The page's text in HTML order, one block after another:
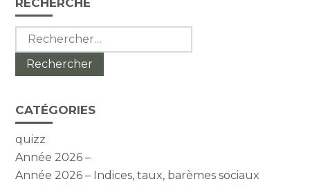
sidebar
RECHERCHE
Rechercher :
CATÉGORIES
quizz
Année 2026 –
Année 2026 – Indices, taux, barèmes sociaux